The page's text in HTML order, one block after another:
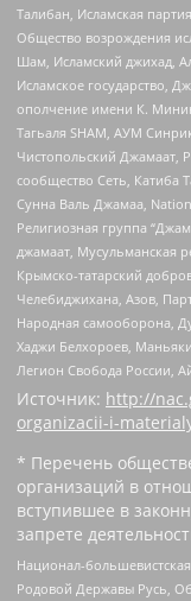
Талибан, Исламская
Общество возрождения
Шам, Исламский джихад,
Исламское государство,
ополчение имени К.
Тагьаля SHAM, АУМ
Чистопольский Джамаат,
сообщество Сеть, Катиба
Сунна Валь Джамаа,
Религиозная группа
джамаат, Мусульманская
Крымско-татарский
Челебиджихана, Азов,
Народная самооборона,
Хаджи Белхороев,
Легион Свобода России,
Источник: http://
organizacii-i-
* Перечень
организаций в
вступившее в
запрете
Национал-
Родовой Державы Русь,